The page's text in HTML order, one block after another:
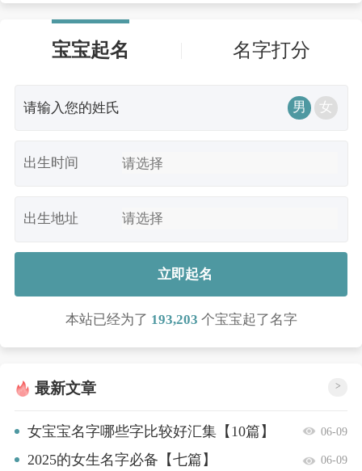
宝宝起名 名字打分
男 女
出生时间
出生地址
立即起名
本站已经为了 193,203 个宝宝起了名字
最新文章 >
女宝宝名字哪些字比较好汇集【10篇】 06-09
2025的女生名字必备【七篇】 06-09